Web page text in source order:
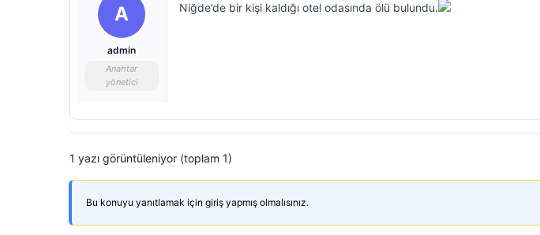
A
admin
Anahtar
yönetici
Niğde’de bir kişi kaldığı otel odasında ölü bulundu.
1 yazı görüntüleniyor (toplam 1)
Bu konuyu yanıtlamak için giriş yapmış olmalısınız.